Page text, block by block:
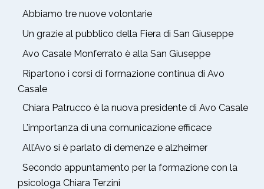
Abbiamo tre nuove volontarie
Un grazie al pubblico della Fiera di San Giuseppe
Avo Casale Monferrato è alla San Giuseppe
Ripartono i corsi di formazione continua di Avo
Casale
Chiara Patrucco è la nuova presidente di Avo Casale
L’importanza di una comunicazione efficace
All’Avo si è parlato di demenze e alzheimer
Secondo appuntamento per la formazione con la
psicologa Chiara Terzini